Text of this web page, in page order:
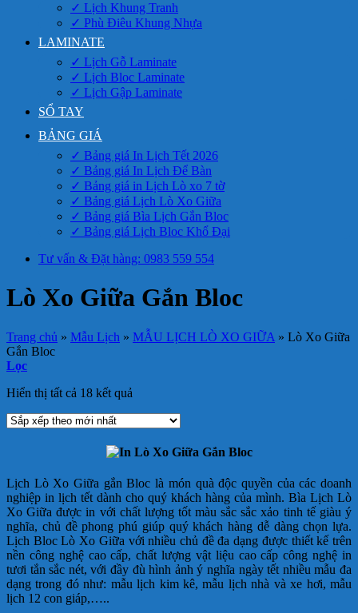
✓ Lịch Khung Tranh
✓ Phù Điêu Khung Nhựa
LAMINATE
✓ Lịch Gỗ Laminate
✓ Lịch Bloc Laminate
✓ Lịch Gập Laminate
SỔ TAY
BẢNG GIÁ
✓ Bảng giá In Lịch Tết 2026
✓ Bảng giá In Lịch Để Bàn
✓ Bảng giá in Lịch Lò xo 7 tờ
✓ Bảng giá Lịch Lò Xo Giữa
✓ Bảng giá Bìa Lịch Gắn Bloc
✓ Bảng giá Lịch Bloc Khổ Đại
Tư vấn & Đặt hàng: 0983 559 554
Lò Xo Giữa Gắn Bloc
Trang chủ » Mẫu Lịch » MẪU LỊCH LÒ XO GIỮA » Lò Xo Giữa
Gắn Bloc
Lọc
Hiển thị tất cả 18 kết quả
mới
Lịch Lò Xo Giữa gắn Bloc là món quà độc quyền của các doanh
nghiệp in lịch tết dành cho quý khách hàng của mình. Bìa Lịch Lò
Xo Giữa được in với chất lượng tốt màu sắc sắc xảo tinh tế giàu ý
nghĩa, chủ đề phong phú giúp quý khách hàng dễ dàng chọn lựa.
Lịch Bloc Lò Xo Giữa với nhiều chủ đề đa dạng được thiết kế trên
nền công nghệ cao cấp, chất lượng vật liệu cao cấp công nghệ in
tươi tắn sắc nét, với đầy đù hình ảnh ý nghĩa ngày tết nhiều mẫu đa
dạng trong đó như: mẫu lịch kim kê, mẫu lịch nhà và xe hơi, mẫu
lịch 12 con giáp,…..